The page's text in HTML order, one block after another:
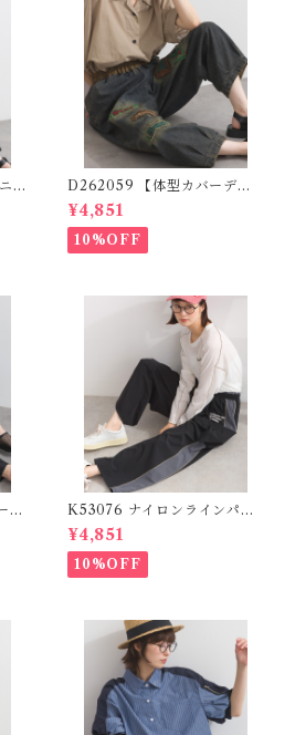
ム
D262059 【体型カバーデニ
ムシリーズ】 パッチワークロ
ゴデニムパンツ / Patchwork
Logo Denim Pants
¥4,851
10%OFF
K53076 ナイロンラインパン
ツ / Nylon Line Pants (残り
わずか)
¥4,851
10%OFF